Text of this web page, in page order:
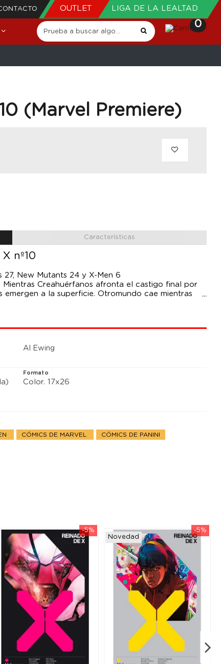
OUTLET LIGA DE LA LEALTAD
0
(Marvel Premiere)
Características
nº10
27, New Mutants 24 y X-Men 6
Mientras Creahuérfanos afronta el castigo final por
a la superficie. Otromundo cae mientras
viaje de Los Merodeadores llega a su fin. Los
es el último héroe en unirse a La Patrulla-X.
Al Ewing
Formato
Color. 17x26
CÓMICS DE MARVEL CÓMICS DE PANINI
-5%
-5%
Novedad